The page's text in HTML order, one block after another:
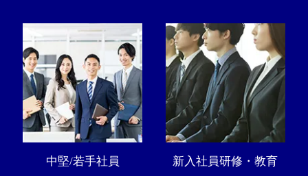
中堅/若手社員 新入社員研修・教育